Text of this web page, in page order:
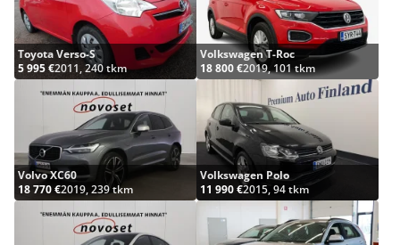
Toyota Verso-S
5 995 €2011, 240 tkm
Volkswagen T-Roc
18 800 €2019, 101 tkm
Volvo XC60
18 770 €2019, 239 tkm
Volkswagen Polo
11 990 €2015, 94 tkm